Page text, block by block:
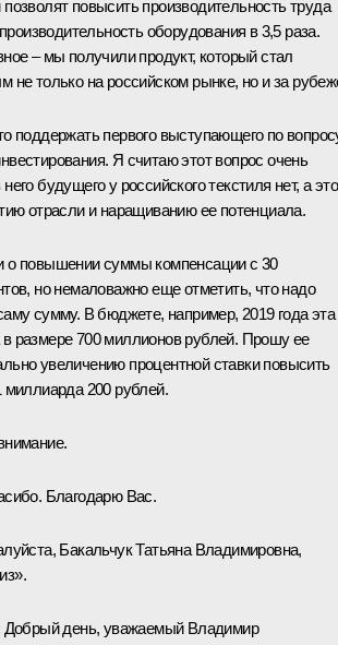
повысить производительность труда
оборудования в 3,5 раза.
– мы получили продукт, который стал
не только на российском рынке, но и за
поддержать первого выступающего по
Я считаю этот вопрос очень
будущего у российского текстиля нет, а это
отрасли и наращиванию ее потенциала.
о повышении суммы компенсации с 30
но немаловажно еще отметить, что надо
сумму. В бюджете, например, 2019 года эта
размере 700 миллионов рублей. Прошу ее
увеличению процентной ставки повысить
миллиарда 200 рублей.
Благодарю Вас.
Бакальчук Татьяна Владимировна,
Добрый день, уважаемый Владимир